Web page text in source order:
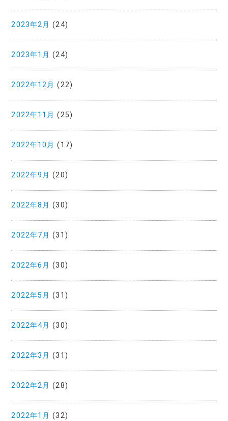
2023年2月 (24)
2023年1月 (24)
2022年12月 (22)
2022年11月 (25)
2022年10月 (17)
2022年9月 (20)
2022年8月 (30)
2022年7月 (31)
2022年6月 (30)
2022年5月 (31)
2022年4月 (30)
2022年3月 (31)
2022年2月 (28)
2022年1月 (32)